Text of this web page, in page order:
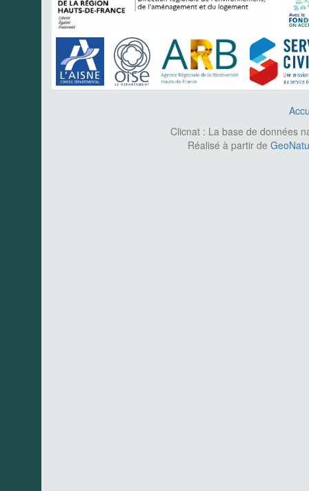
Clicnat : La base de données
Réalisé à partir de